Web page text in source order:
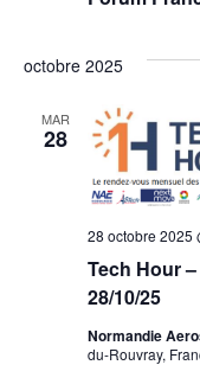
octobre 2025
MAR
28
Tech Hour
28/10/25
28 octobre 2025
Normandie
du-Rouvray,